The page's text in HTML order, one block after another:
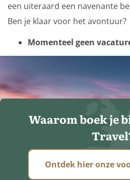
een uiteraard een navenante
Ben je klaar voor het avontuur?
Momenteel geen
Waarom boek je
Ontdek hier onze